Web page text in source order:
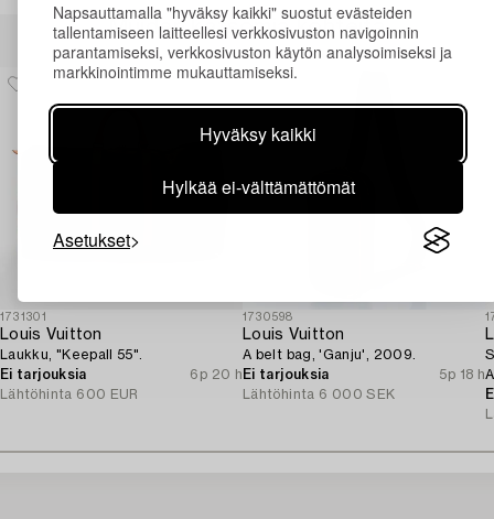
Napsauttamalla "hyväksy kaikki" suostut evästeiden
tallentamiseen laitteellesi verkkosivuston navigoinnin
parantamiseksi, verkkosivuston käytön analysoimiseksi ja
markkinointimme mukauttamiseksi.
Hyväksy kaikki
Hylkää ei-välttämättömät
Asetukset
Muiden katsomia kohteita
1731301
Louis Vuitton
Laukku, "Keepall 55".
Ei tarjouksia
6p 20 h
Lähtöhinta 600 EUR
1730598
Louis Vuitton
A belt bag, 'Ganju', 2009.
Ei tarjouksia
5p 18 h
Lähtöhinta 6 000 SEK